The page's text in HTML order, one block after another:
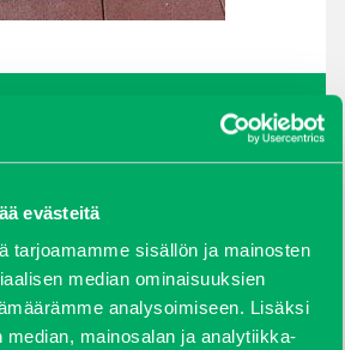
evästeitä
tarjoamamme sisällön ja mainosten
median ominaisuuksien
analysoimiseen. Lisäksi
median, mainosalan ja analytiikka-